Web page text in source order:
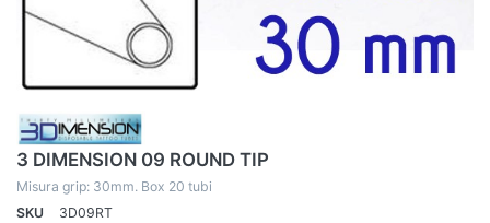
3 DIMENSION 09 ROUND TIP
Misura grip: 30mm. Box 20 tubi
SKU
3D09RT